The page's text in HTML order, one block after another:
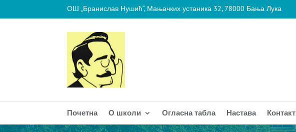
ОШ „Бранислав Нушић“, Мањачких устаника 32, 78000 Бања Лука
Почетна О школи Огласна табла Настава Контакт